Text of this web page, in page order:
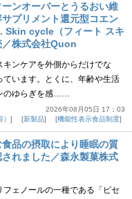
ンオーバーとうるおい維
プリメント還元型コエン
Skin cycle（フィート スキ
／株式会社Quon
ンケアを外側からだけでな
ています。とくに、年齢や生活
のゆらぎを感……
2026年08月05日 17：03
新製品 機能性表示食品制度
品の摂取により睡眠の質
れました／森永製菓株式
ェノールの一種である「ピセ